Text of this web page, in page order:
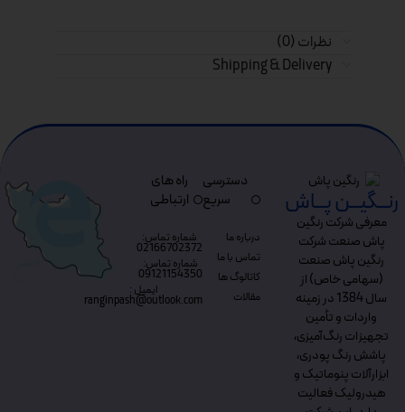
نظرات (0)
Shipping & Delivery
رنــگیــن پــاش
معرفی شرکت رنگین
پاش صنعت شرکت
رنگین پاش صنعت
(سهامی خاص) از
سال 1384 در زمینه
واردات و تأمین
تجهیزات رنگ‌آمیزی،
پاشش رنگ پودری،
ابزارآلات پنوماتیک و
هیدرولیک فعالیت
دسترسی
سریع
درباره ما
تماس با ما
کاتالوگ ها
مقالات
راه های
ارتباطی
شماره تماس:
02166702372
شماره تماس:
09121154350
ایمیل :
ranginpash@outlook.com